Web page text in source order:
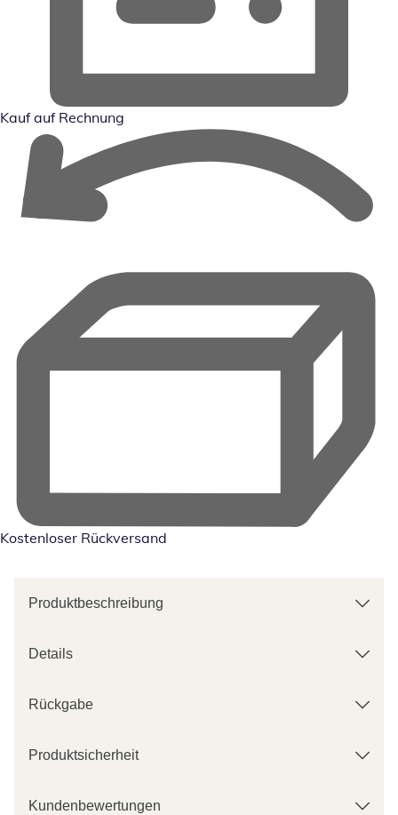
Kauf auf Rechnung
Kostenloser Rückversand
Produktbeschreibung
Details
Rückgabe
Produktsicherheit
Kundenbewertungen